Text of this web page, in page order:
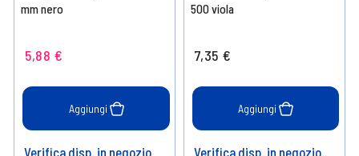
mm nero
5,88 €
Aggiungi
Verifica disp. in negozio
500 viola
7,35 €
Aggiungi
Verifica disp. in negozio